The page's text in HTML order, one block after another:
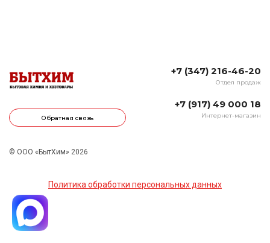
Обратная связь
+7 (347) 216-46-20
Отдел продаж
+7 (917) 49 000 18
Интернет-магазин
© ООО «БытХим» 2026
Политика обработки персональных данных